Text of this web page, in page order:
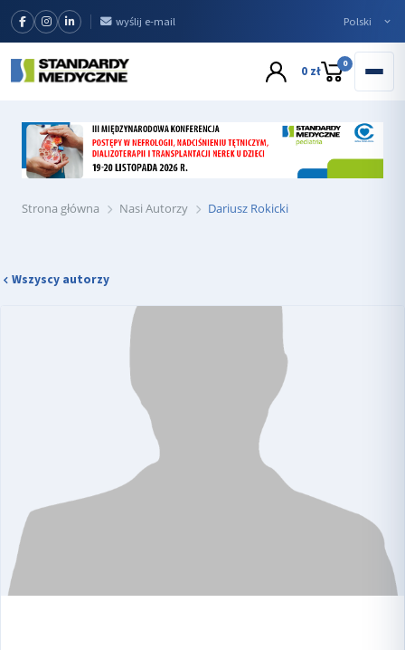
wyślij e-mail
0 zł 0
Strona główna Nasi Autorzy Dariusz Rokicki
Wszyscy autorzy